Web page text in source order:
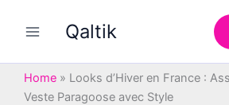
Qaltik
Home » Looks d’Hiver en France :
Veste Paragoose avec Style